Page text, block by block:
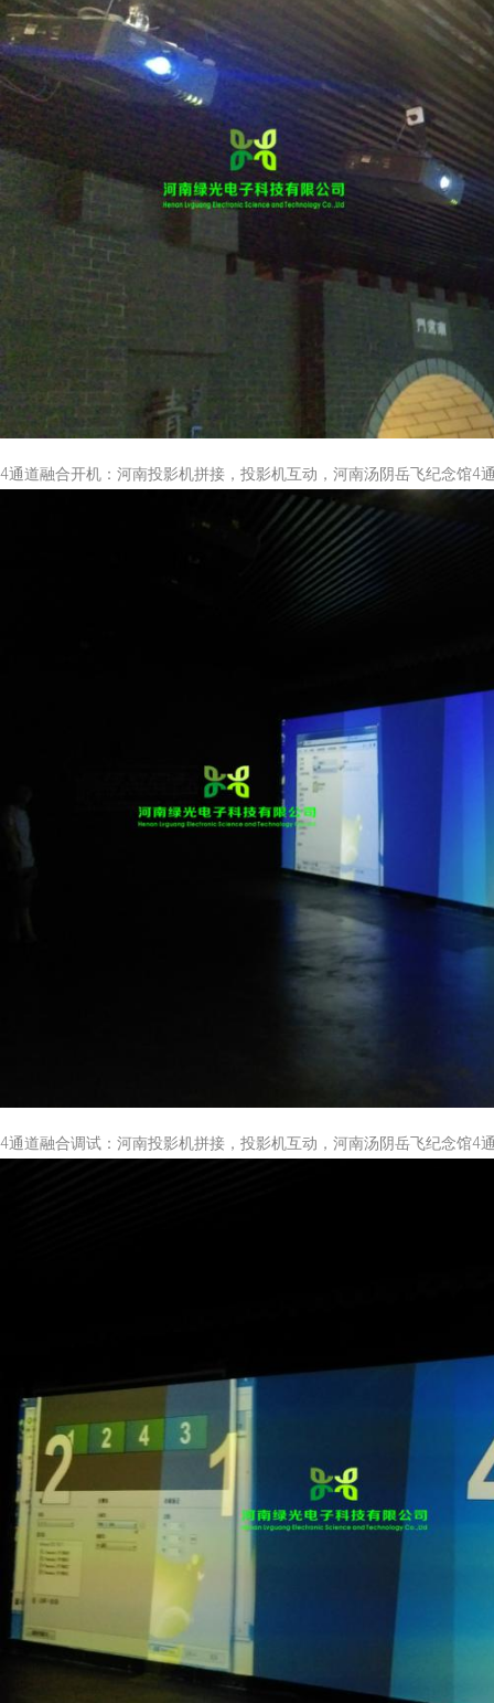
4通道融合开机：河南投影机拼接，投影机互动，河南汤阴岳飞纪念馆4
4通道融合调试：河南投影机拼接，投影机互动，河南汤阴岳飞纪念馆4